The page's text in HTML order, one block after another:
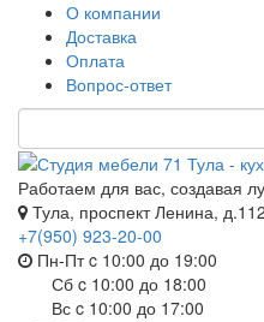
О компании
Доставка
Оплата
Вопрос-ответ
Работаем для вас, создавая
Тула, проспект Ленина, д.112
+7(950) 923-20-00
Пн-Пт c 10:00 до 19:00
Сб c 10:00 до 18:00
Вс c 10:00 до 17:00